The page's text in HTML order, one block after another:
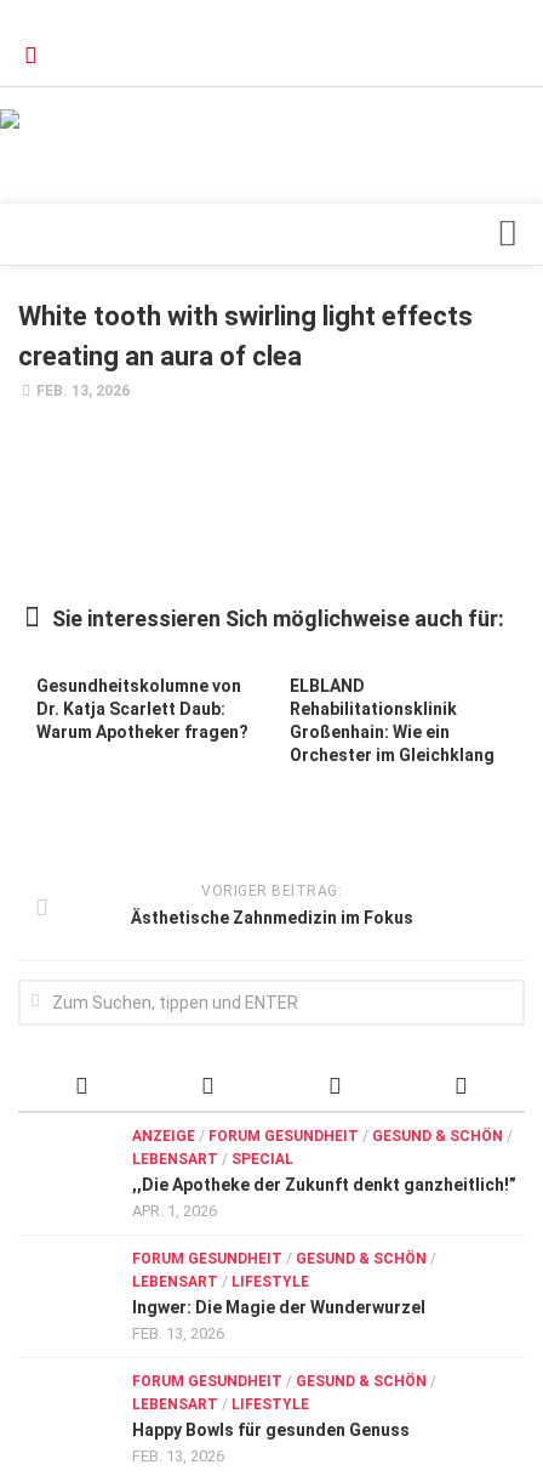
Forschung
Herz & Kreislauf
Zahn, Mund, Kiefer
Allgemein
Sehen
Lebensart
White tooth with swirling light effects
creating an aura of clea
FEB. 13, 2026
Sie interessieren Sich möglichweise auch für:
Gesundheitskolumne von
Dr. Katja Scarlett Daub:
Warum Apotheker fragen?
ELBLAND
Rehabilitationsklinik
Großenhain: Wie ein
Orchester im Gleichklang
VORIGER BEITRAG:
Ästhetische Zahnmedizin im Fokus
ANZEIGE / FORUM GESUNDHEIT / GESUND & SCHÖN /
LEBENSART / SPECIAL
,,Die Apotheke der Zukunft denkt ganzheitlich!”
APR. 1, 2026
FORUM GESUNDHEIT / GESUND & SCHÖN /
LEBENSART / LIFESTYLE
Ingwer: Die Magie der Wunderwurzel
FEB. 13, 2026
FORUM GESUNDHEIT / GESUND & SCHÖN /
LEBENSART / LIFESTYLE
Happy Bowls für gesunden Genuss
FEB. 13, 2026